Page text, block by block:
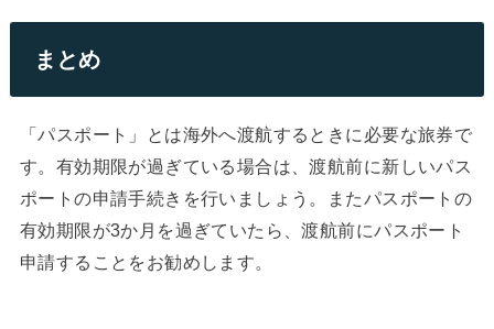
まとめ
「パスポート」とは海外へ渡航するときに必要な旅券で
す。有効期限が過ぎている場合は、渡航前に新しいパス
ポートの申請手続きを行いましょう。またパスポートの
有効期限が3か月を過ぎていたら、渡航前にパスポート
申請することをお勧めします。